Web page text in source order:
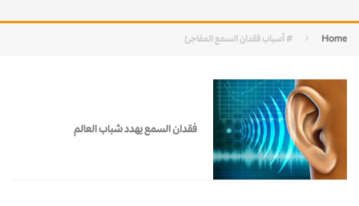
Home # أسباب فقدان السمع المفاجئ
فقدان السمع يهدد شباب العالم